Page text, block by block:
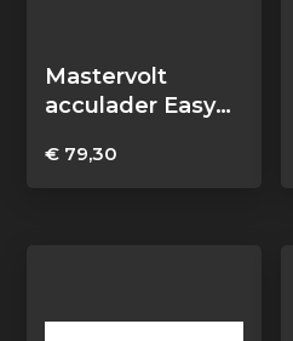
Mastervolt
acculader Easy
4,3 Ah
€ 79,30